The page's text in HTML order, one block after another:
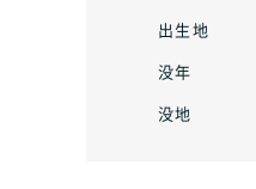
出生地
没年
没地